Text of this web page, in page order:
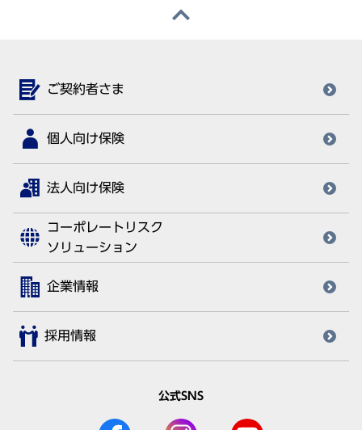
ご契約者さま
個人向け保険
法人向け保険
コーポレートリスク
ソリューション
企業情報
採用情報
公式SNS